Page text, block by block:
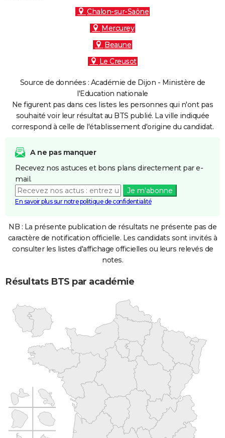
Chalon-sur-Saône
Mercurey
Beaune
Le Creusot
Source de données : Académie de Dijon - Ministère de
l'Education nationale
Ne figurent pas dans ces listes les personnes qui n'ont pas
souhaité voir leur résultat au BTS publié. La ville indiquée
correspond à celle de l'établissement d'origine du candidat.
A ne pas manquer
Recevez nos astuces et bons plans directement par e-
mail.
Je m'abonne
En savoir plus sur notre politique de confidentialité
NB : La présente publication de résultats ne présente pas de
caractère de notification officielle. Les candidats sont invités à
consulter les listes d'affichage officielles ou leurs relevés de
notes.
Résultats BTS par académie